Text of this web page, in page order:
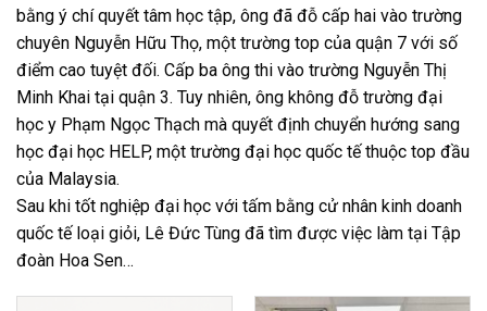
bằng ý chí quyết tâm học tập, ông đã đỗ cấp hai vào trường
chuyên Nguyễn Hữu Thọ, một trường top của quận 7 với số
điểm cao tuyệt đối. Cấp ba ông thi vào trường Nguyễn Thị
Minh Khai tại quận 3. Tuy nhiên, ông không đỗ trường đại
học y Phạm Ngọc Thạch mà quyết định chuyển hướng sang
học đại học HELP, một trường đại học quốc tế thuộc top đầu
của Malaysia.
Sau khi tốt nghiệp đại học với tấm bằng cử nhân kinh doanh
quốc tế loại giỏi, Lê Đức Tùng đã tìm được việc làm tại Tập
đoàn Hoa Sen…